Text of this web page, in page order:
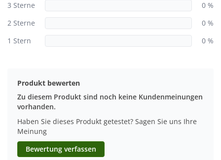
3 Sterne
0 %
2 Sterne
0 %
1 Stern
0 %
Produkt bewerten
Zu diesem Produkt sind noch keine Kundenmeinungen
vorhanden.
Haben Sie dieses Produkt getestet? Sagen Sie uns Ihre
Meinung
Bewertung verfassen